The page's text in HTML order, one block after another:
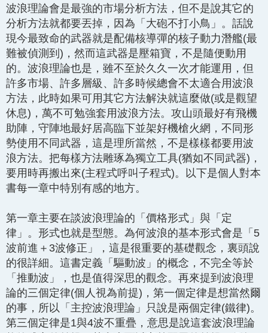
波浪理論會是最強的市場分析方法，但不是說其它的
分析方法就都要丟掉，因為「大砲不打小鳥」。話說
現今最致命的武器就是配備核導彈的核子動力潛艦(最
難被偵測到)，然而這武器是壓箱寶，不是隨便動用
的。波浪理論也是，雖不至於久久一次才能運用，但
許多市場、許多層級、許多時候總會不太適合用波浪
方法，此時如果可用其它方法解決就這麼做(或是觀望
休息)，萬不可勉強套用波浪方法。攻山頭最好有飛機
助陣，守陣地最好居高臨下並架好機槍火網，不同形
勢使用不同武器，這是理所當然，不是樣樣都要用波
浪方法。把每樣方法雕琢為獨立工具(猶如不同武器)，
要用時再搬出來(主程式呼叫子程式)。以下是個人對本
書每一章中特別有感的地方。
第一章主要在談波浪理論的「價格形式」與「定
律」。形式也就是型態。為何波浪的基本形式會是「5
波前進＋3波修正」，這是很重要的基礎觀念，裏頭說
的很詳細。這書定義「驅動波」的概念，不完全等於
「推動波」，也是值得深思的觀念。再來提到波浪理
論的三個定律(個人視為前提)，第一個定律是想當然爾
的事，所以「主控波浪理論」只說是兩個定律(鐵律)。
第三個定律是1與4波不重疊，意思是說這套波浪理論